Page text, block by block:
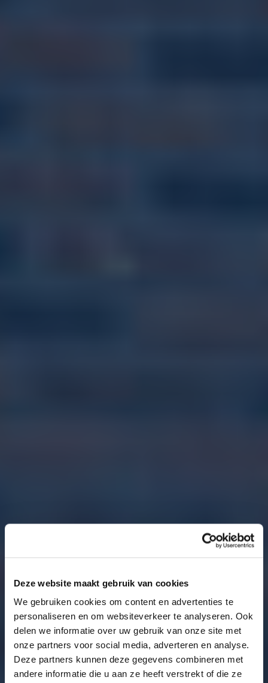
Deze website maakt gebruik van cookies
We gebruiken cookies om content en advertenties te
personaliseren en om websiteverkeer te analyseren. Ook
delen we informatie over uw gebruik van onze site met
onze partners voor social media, adverteren en analyse.
Deze partners kunnen deze gegevens combineren met
andere informatie die u aan ze heeft verstrekt of die ze